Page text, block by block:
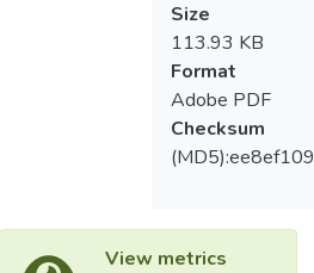
Size
113.93 KB
Format
Adobe PDF
Checksum
View metrics